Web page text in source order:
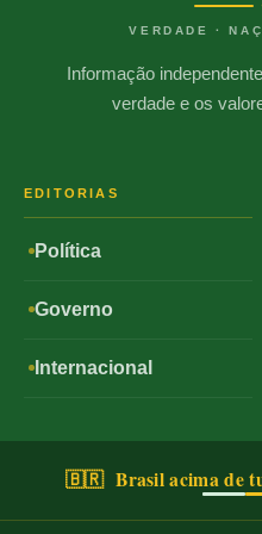
VERDADE ·
Informação
verdade e os
EDITORIAS
Política
Governo
Internacional
🇧🇷 Brasil acima de